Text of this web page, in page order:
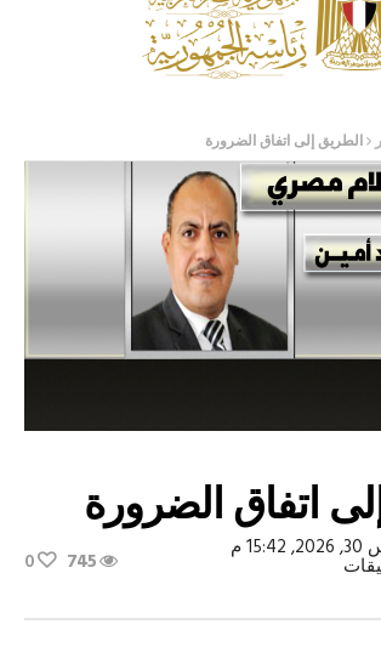
الطريق إلى اتفاق الضرورة
اتفاق الضرورة
على
اتفاق
745
0